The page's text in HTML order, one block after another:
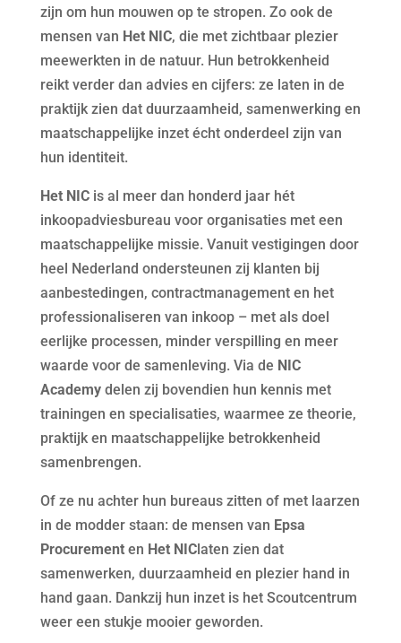
zijn om hun mouwen op te stropen. Zo ook de
mensen van Het NIC, die met zichtbaar plezier
meewerkten in de natuur. Hun betrokkenheid
reikt verder dan advies en cijfers: ze laten in de
praktijk zien dat duurzaamheid, samenwerking en
maatschappelijke inzet écht onderdeel zijn van
hun identiteit.
Het NICis al meer dan honderd jaar hét
inkoopadviesbureau voor organisaties met een
maatschappelijke missie. Vanuit vestigingen door
heel Nederland ondersteunen zij klanten bij
aanbestedingen, contractmanagement en het
professionaliseren van inkoop – met als doel
eerlijke processen, minder verspilling en meer
waarde voor de samenleving. Via de NIC
Academydelen zij bovendien hun kennis met
trainingen en specialisaties, waarmee ze theorie,
praktijk en maatschappelijke betrokkenheid
samenbrengen.
Of ze nu achter hun bureaus zitten of met laarzen
in de modder staan: de mensen van Epsa
Procurementen Het NIClaten zien dat
samenwerken, duurzaamheid en plezier hand in
hand gaan. Dankzij hun inzet is het Scoutcentrum
weer een stukje mooier geworden.